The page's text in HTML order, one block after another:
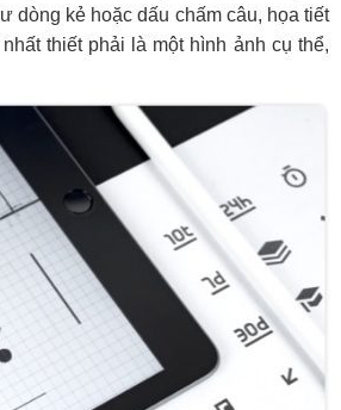
dòng kẻ hoặc dấu chấm câu, họa tiết
thiết phải là một hình ảnh cụ thể,